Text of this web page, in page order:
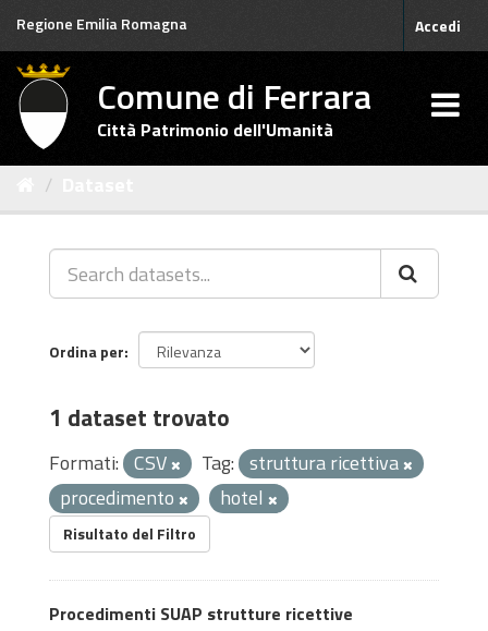
Salta
contenuto
Regione Emilia Romagna Accedi
Comune di Ferrara
Città Patrimonio dell'Umanità
Ordina per
1 dataset trovato
Formati: CSV Tag: struttura ricettiva
procedimento
hotel
Risultato del Filtro
Procedimenti SUAP strutture ricettive